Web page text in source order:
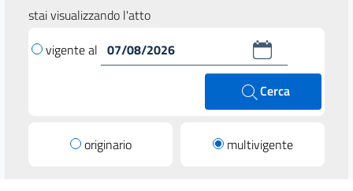
stai visualizzando l'atto
vigente al
Cerca
originario multivigente